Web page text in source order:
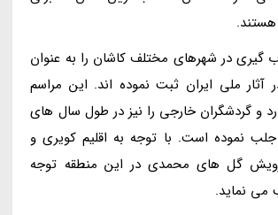
گیری در شهرهای مختلف کاشان را به عنوان
آثار ملی ایران ثبت نموده اند. این مراسم
و گردشگران خارجی را نیز در طول سال های
جلب نموده است. با توجه به اقلیم کویری و
گل های محمدی در این منطقه توجه
می نماید.